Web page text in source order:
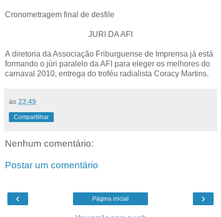
Cronometragem final de desfile
JURI DA AFI
A diretoria da Associação Friburguense de Imprensa já está
formando o júri paralelo da AFI para eleger os melhores do
carnaval 2010, entrega do troféu radialista Coracy Martins.
às 23:49
Compartilhar
Nenhum comentário:
Postar um comentário
‹ ›
Página inicial